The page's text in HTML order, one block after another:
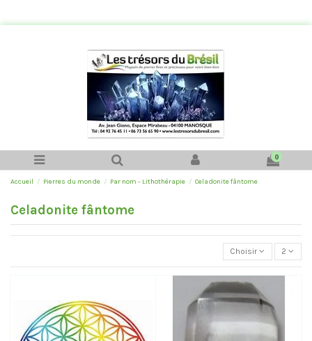
0
Accueil Pierres du monde Par nom - Lithothérapie Celadonite fântome
Celadonite fântome
Choisir 2